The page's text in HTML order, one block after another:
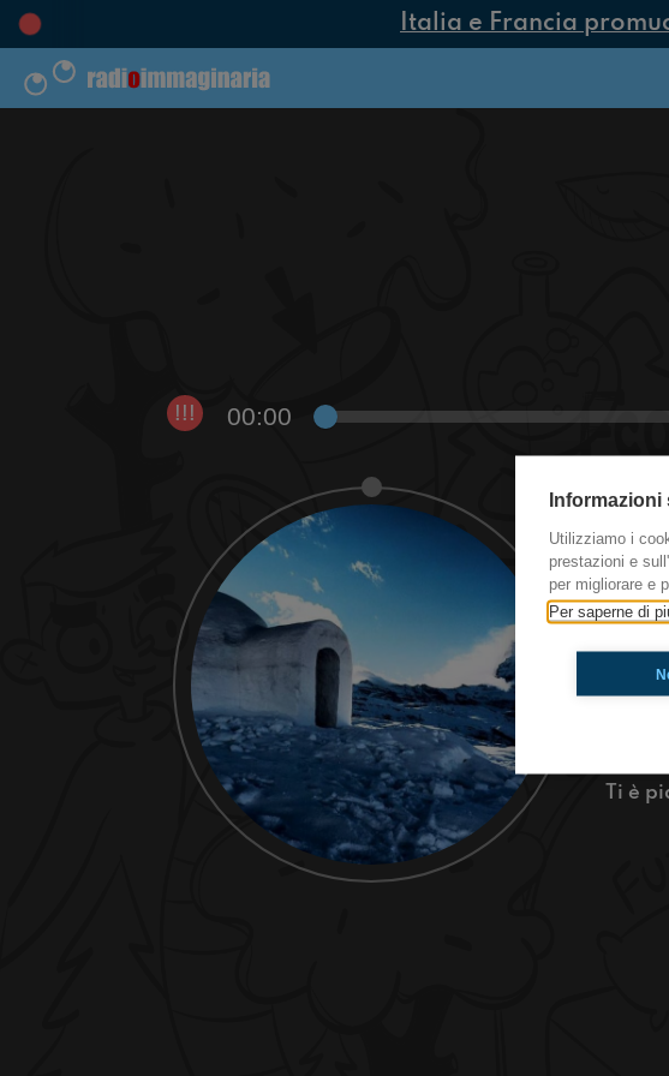
Italia e Francia
!!! 00:00
#vr
Avete
Oggi
Ti è
Utilizziamo i
prestazioni e
per migliorare e
Per saperne di